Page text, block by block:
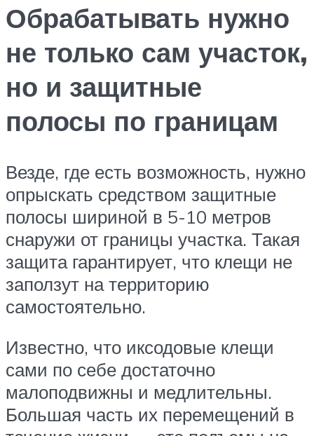
Обрабатывать нужно
не только сам участок,
но и защитные
полосы по границам
Везде, где есть возможность, нужно
опрыскать средством защитные
полосы шириной в 5-10 метров
снаружи от границы участка. Такая
защита гарантирует, что клещи не
заползут на территорию
самостоятельно.
Известно, что иксодовые клещи
сами по себе достаточно
малоподвижны и медлительны.
Большая часть их перемещений в